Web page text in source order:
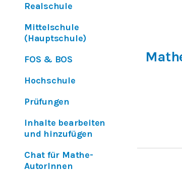
Realschule
Mittelschule
(Hauptschule)
FOS & BOS
Hochschule
Prüfungen
Inhalte bearbeiten
und hinzufügen
Chat für Mathe-
AutorInnen